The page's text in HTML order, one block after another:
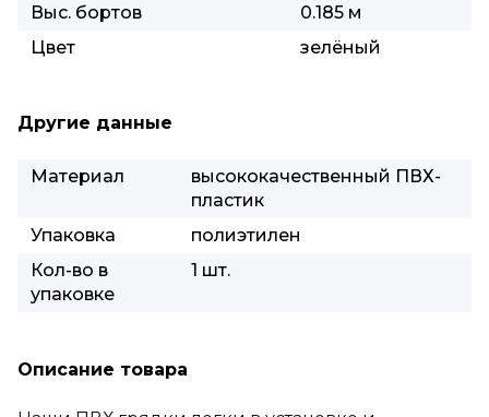
Выс. бортов
0.185 м
Цвет
зелёный
Другие данные
Материал
высококачественный ПВХ-
пластик
Упаковка
полиэтилен
Кол-во в
упаковке
1 шт.
Описание товара